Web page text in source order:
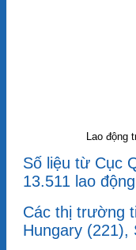
Lao động
Số liệu từ Cục
13.511 lao
Các thị trường
Hungary (221),